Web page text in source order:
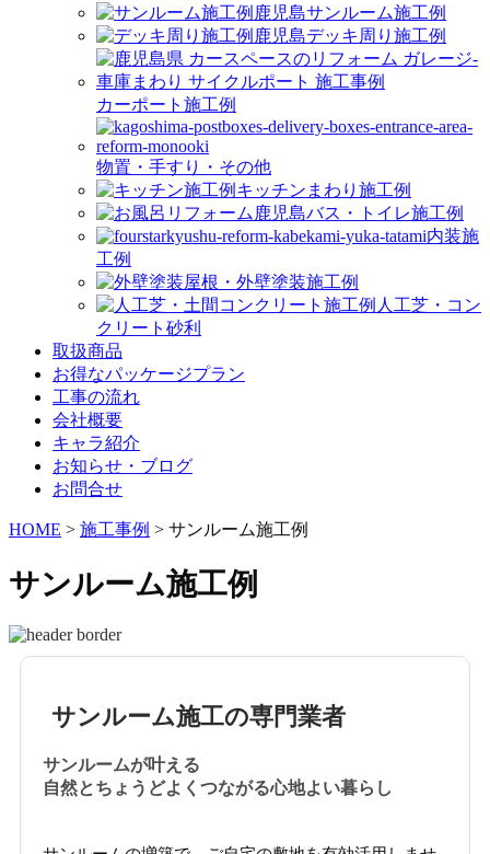
サンルーム施工例
デッキ周り施工例
カーポート施工例
物置・手すり・その他
キッチンまわり施工例
バス・トイレ施工例
内装施
工例
屋根・外壁塗装施工例
人工芝・コン
クリート砂利
取扱商品
お得なパッケージプラン
工事の流れ
会社概要
キャラ紹介
お知らせ・ブログ
お問合せ
HOME > 施工事例 > サンルーム施工例
サンルーム施工例
サンルーム施工の専門業者
サンルームが叶える
自然とちょうどよくつながる心地よい暮らし